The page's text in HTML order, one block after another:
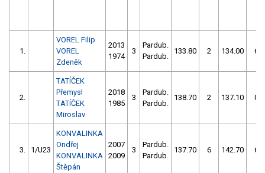
1.
VOREL Filip
VOREL
Zdeněk
2013
1974
3
Pardub.
Pardub.
133.80 2 134.00 6
2.
TATÍČEK
Přemysl
TATÍČEK
Miroslav
2018
1985
3
Pardub.
Pardub.
138.70 2 137.10 0
3. 1/U23
KONVALINKA
Ondřej
KONVALINKA
Štěpán
2007
2009
3
Pardub.
Pardub.
137.70 6 142.70 6